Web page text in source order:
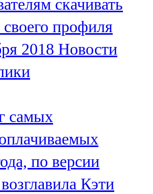
скачивать
профиля
2018 Новости
самых
по версии
Кэти